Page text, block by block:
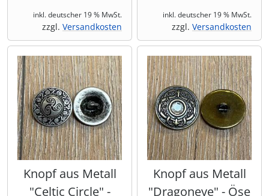
inkl. deutscher 19 % MwSt.
zzgl. Versandkosten
inkl. deutscher 19 % MwSt.
zzgl. Versandkosten
Knopf aus Metall
"Celtic Circle" -
Knopf aus Metall
"Dragoneye" - Öse